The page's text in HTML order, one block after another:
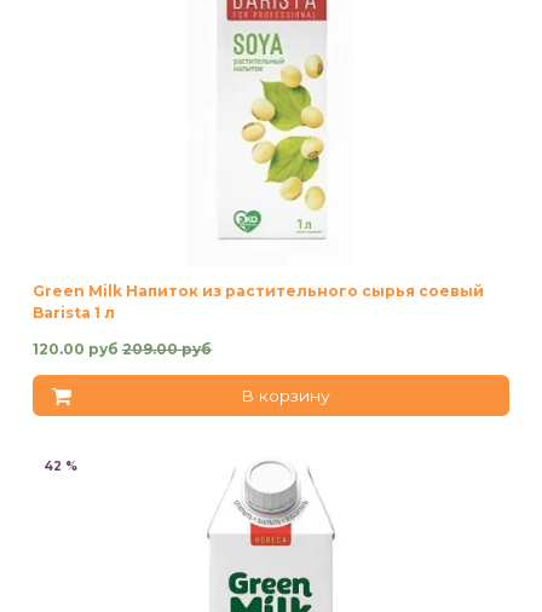
Green Milk Напиток из растительного сырья соевый
Barista 1 л
120.00 руб 209.00 руб
В корзину
42 %